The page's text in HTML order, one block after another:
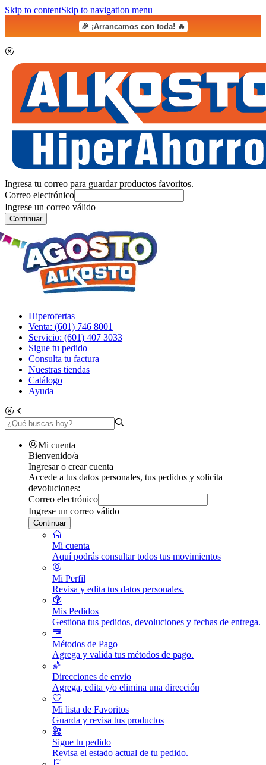
Skip to contentSkip to navigation menu
🎉 ¡Arrancamos con toda! 🔥
Ingresa tu correo para guardar productos favoritos.
Correo electrónico
Ingrese un correo válido
Continuar
Hiperofertas
Venta: (601) 746 8001
Servicio: (601) 407 3033
Sigue tu pedido
Consulta tu factura
Nuestras tiendas
Catálogo
Ayuda
Mi cuenta
Bienvenido/a
Ingresar o crear cuenta
Accede a tus datos personales, tus pedidos y solicita
devoluciones:
Correo electrónico
Ingrese un correo válido
Continuar
Mi cuenta
Aquí podrás consultar todos tus movimientos
Mi Perfil
Revisa y edita tus datos personales.
Mis Pedidos
Gestiona tus pedidos, devoluciones y fechas de entrega.
Métodos de Pago
Agrega y valida tus métodos de pago.
Direcciones de envio
Agrega, edita y/o elimina una dirección
Mi lista de Favoritos
Guarda y revisa tus productos
Sigue tu pedido
Revisa el estado actual de tu pedido.